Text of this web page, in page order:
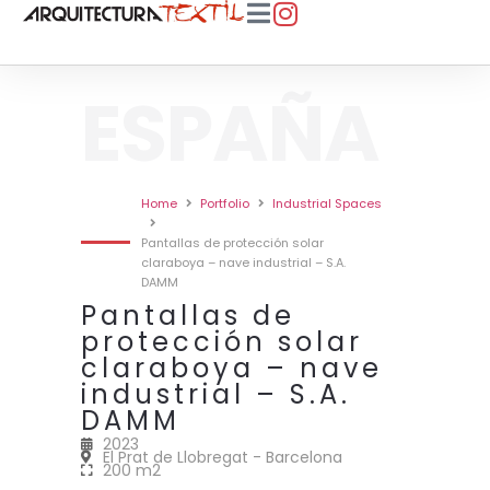
Home Portfolio Industrial Spaces
Pantallas de protección solar
claraboya – nave industrial – S.A.
DAMM
Pantallas de
protección solar
claraboya – nave
industrial – S.A.
DAMM
2023
El Prat de Llobregat - Barcelona
200 m2